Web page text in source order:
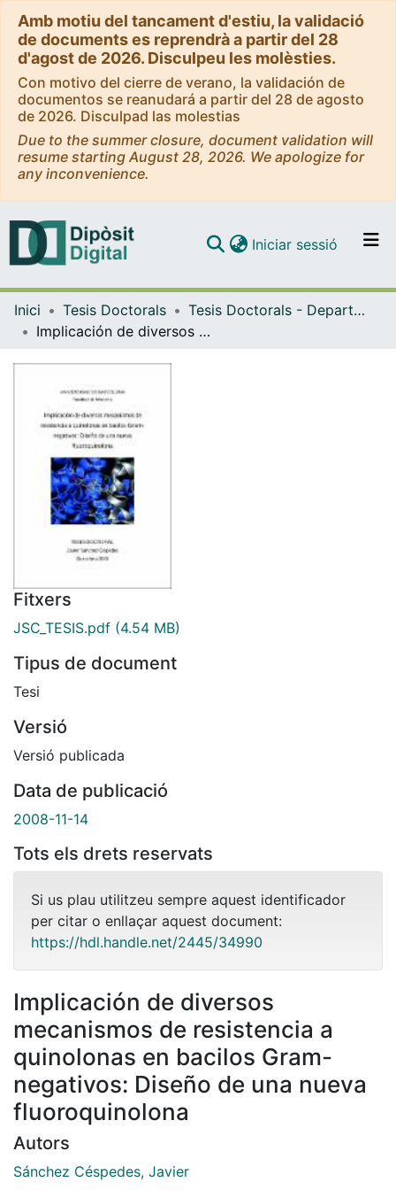
Amb motiu del tancament d'estiu, la validació
de documents es reprendrà a partir del 28
d'agost de 2026. Disculpeu les molèsties.
Con motivo del cierre de verano, la validación de
documentos se reanudará a partir del 28 de agosto
de 2026. Disculpad las molestias
Due to the summer closure, document validation will
resume starting August 28, 2026. We apologize for
any inconvenience.
Navega per tot el DD
Iniciar sessió (current)
Inici Tesis Doctorals
Tesis Doctorals - Departament - Anatomia Patològica, Farmacologia i Microbiologia
Implicación de diversos mecanismos de resistencia a quinolonas en bacilos Gram-negativos: Diseño de una nueva fluoroquinolona
Fitxers
JSC_TESIS.pdf (4.54 MB)
Tipus de document
Tesi
Versió
Versió publicada
Data de publicació
2008-11-14
Tots els drets reservats
Si us plau utilitzeu sempre aquest identificador
per citar o enllaçar aquest document:
https://hdl.handle.net/2445/34990
Implicación de diversos
mecanismos de resistencia a
quinolonas en bacilos Gram-
negativos: Diseño de una nueva
fluoroquinolona
Autors
Sánchez Céspedes, Javier